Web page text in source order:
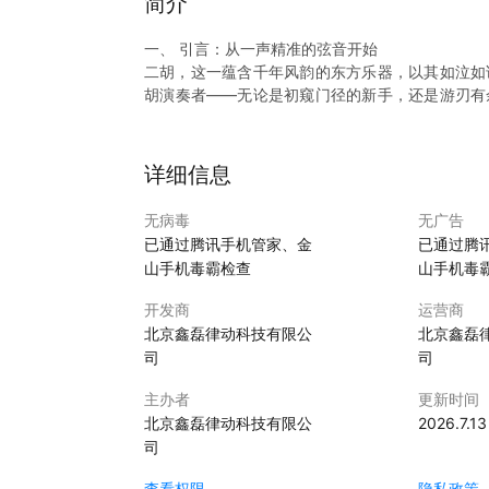
一、 引言：从一声精准的弦音开始
二胡，这一蕴含千年风韵的东方乐器，以其如泣
胡演奏者——无论是初窥门径的新手，还是游刃
理调音器携带不便，而通用的乐器调音软件又往往
正是洞察到这一痛点，我们倾心打造了「律动二
学习于一体的智能移动应用。它不仅是您口袋里
调的尴尬，从一声最纯正、最精准的弦音开始，奏
二、 核心功能亮点
1. 极速精准的智能调音
* 专属二胡模式：深度适配二胡内外弦（D-A）标
* 高精度算法：采用先进的FFT（快速傅里叶变换
差范围控制在1音分以内，达到专业演奏级标准。
* 智能降噪与过滤：即使在略有嘈杂的环境中，也
定性与可靠性。
* 可视化交互界面：简洁直观的指针式表盘设计，
高）。您只需轻拨琴弦，应用便会实时显示当前
轴，直至指针稳稳定格在中央绿色区域。
2. 多维度的节拍器
详细信息
无病毒
已通过腾讯手机管家、金
山手机毒霸检查
无广告
已通过腾
山手机毒
开发商
北京鑫磊律动科技有限公
司
运营商
北京鑫磊
司
主办者
北京鑫磊律动科技有限公
司
更新时间
2026.7.13